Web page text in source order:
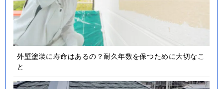
外壁塗装に寿命はあるの？耐久年数を保つために大切なこ
と